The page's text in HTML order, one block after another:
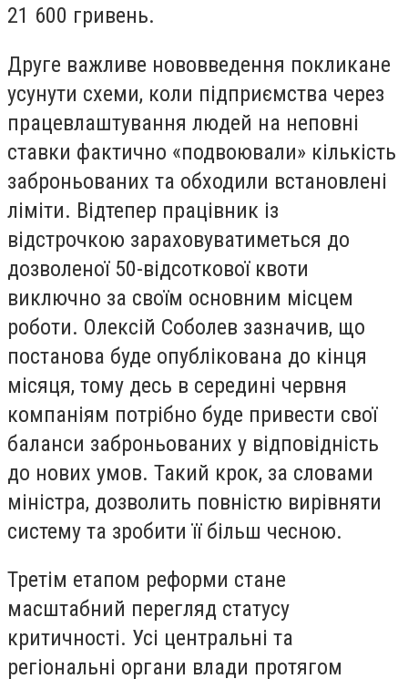
21 600 гривень.
Друге важливе нововведення покликане
усунути схеми, коли підприємства через
працевлаштування людей на неповні
ставки фактично «подвоювали» кількість
заброньованих та обходили встановлені
ліміти. Відтепер працівник із
відстрочкою зараховуватиметься до
дозволеної 50-відсоткової квоти
виключно за своїм основним місцем
роботи. Олексій Соболев зазначив, що
постанова буде опублікована до кінця
місяця, тому десь в середині червня
компаніям потрібно буде привести свої
баланси заброньованих у відповідність
до нових умов. Такий крок, за словами
міністра, дозволить повністю вирівняти
систему та зробити її більш чесною.
Третім етапом реформи стане
масштабний перегляд статусу
критичності. Усі центральні та
регіональні органи влади протягом